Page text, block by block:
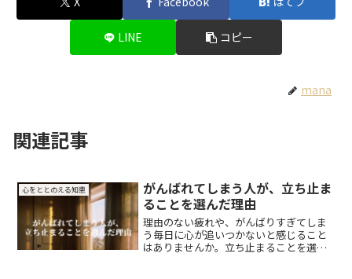
LINE コピー
mana
関連記事
心をととのえる知恵
がんばれてしまう人が、立ち止ま
ることを選んだ理由
理由のない疲れや、がんばりすぎてしま
う毎日に心が追いつかないと感じること
はありませんか。立ち止まることを選ん